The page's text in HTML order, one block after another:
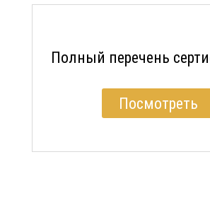
Полный перечень
Посмотреть